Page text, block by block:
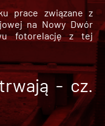
prace związane z
na Nowy Dwór
fotorelację z tej
- cz.